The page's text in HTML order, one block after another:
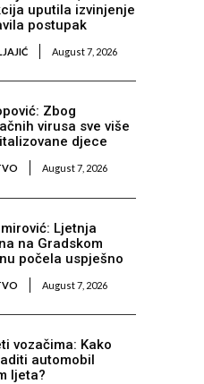
uputila izvinjenje
postupak
August 7, 2026
Zbog
virusa sve više
djece
August 7, 2026
Ljetnja
na Gradskom
počela uspješno
August 7, 2026
vozačima: Kako
automobil
ljeta?